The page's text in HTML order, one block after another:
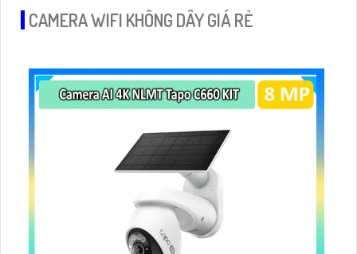
CAMERA WIFI KHÔNG DÂY GIÁ RẺ